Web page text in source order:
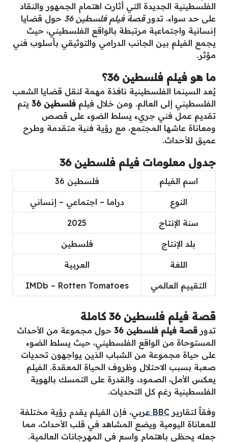
الفلسطينية الجديدة التي أثارت اهتمام الجمهور والنقاد
على حد سواء. تدورقصة فيلم فلسطين 36
حول قضايا
إنسانية واجتماعية مرتبطة بالواقع الفلسطيني، حيث
يجمع الفيلم بين الجانب الدرامي والتوثيقي بأسلوب فني
مؤثر.
ما هو فيلم فلسطين 36؟
يُعد السينما الفلسطينية نافذة مهمة لنقل قضايا الشعب
الفلسطيني إلى العالم. ومن خلال فيلم فلسطين 36
يتم
تقديم عمل فني جريء يسلط الضوء على قصص
ومعاناة عاشها المجتمع، مع رؤية فنية متقدمة وطرح
عميق للأحداث.
جدول معلومات فيلم فلسطين 36
اسم الفيلم فلسطين 36
النوع دراما – اجتماعي – إنساني
سنة الإنتاج 2025
بلد الإنتاج فلسطين
اللغة العربية
التقييم العالمي IMDb – Rotten Tomatoes
قصة فيلم فلسطين 36 كاملة
تدور قصة فيلم فلسطين 36
حول مجموعة من الأحداث
المستوحاة من الواقع الفلسطيني، حيث يسلط الضوء
على حياة مجموعة من الشباب الذين يواجهون تحديات
صعبة بسبب الاحتلال وظروف الحياة المعقدة. الفيلم
يعكس الأمل، الصمود، والقدرة على التمسك بالهوية
الفلسطينية رغم كل التحديات.
وفقاً لتقارير BBC عربي
، فإن الفيلم يقدم رؤية مختلفة
للمعاناة اليومية ويضع المشاهد في قلب الأحداث، مما
جعله يحظى باهتمام واسع في المهرجانات العالمية.